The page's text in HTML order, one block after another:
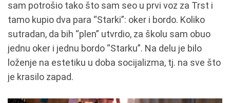
sam potrošio tako što sam seo u prvi voz za Trst i
tamo kupio dva para “Starki”: oker i bordo. Koliko
sutradan, da bih “plen” utvrdio, za školu sam obuo
jednu oker i jednu bordo “Starku”. Na delu je bilo
loženje na estetiku u doba socijalizma, tj. na sve što
je krasilo zapad.